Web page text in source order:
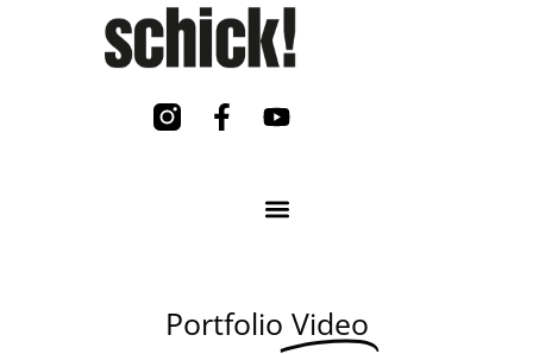
Portfolio Video